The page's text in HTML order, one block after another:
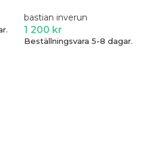
bastian inverun
1 200 kr
Beställningsvara 5-8 dagar.